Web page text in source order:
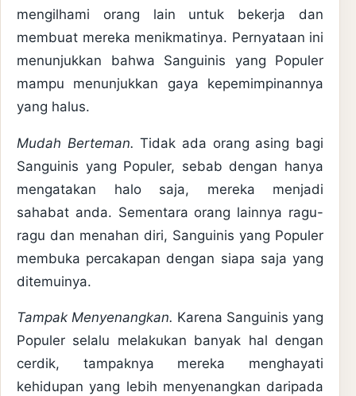
mengilhami orang lain untuk bekerja dan
membuat mereka menikmatinya. Pernyataan ini
menunjukkan bahwa Sanguinis yang Populer
mampu menunjukkan gaya kepemimpinannya
yang halus.
Mudah Berteman.Tidak ada orang asing bagi
Sanguinis yang Populer, sebab dengan hanya
mengatakan halo saja, mereka menjadi
sahabat anda. Sementara orang lainnya ragu-
ragu dan menahan diri, Sanguinis yang Populer
membuka percakapan dengan siapa saja yang
ditemuinya.
Tampak Menyenangkan. Karena Sanguinis yang
Populer selalu melakukan banyak hal dengan
cerdik, tampaknya mereka menghayati
kehidupan yang lebih menyenangkan daripada